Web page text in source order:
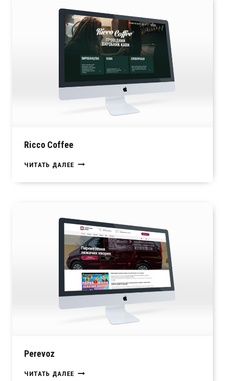
Ricco Coffee
ЧИТАТЬ ДАЛЕЕ RICCO
Perevoz
ЧИТАТЬ ДАЛЕЕ PEREVOZ